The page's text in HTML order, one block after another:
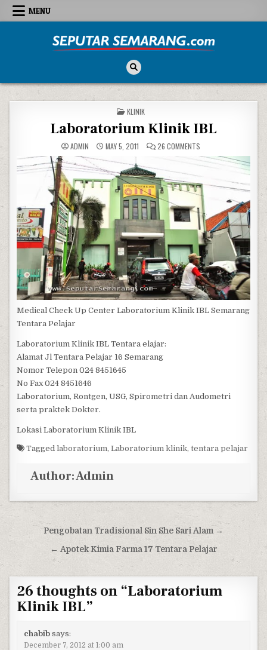
Skip to content
MENU
POSTED IN
KLINIK
Laboratorium Klinik IBL
ADMIN MAY 5, 2011 26 COMMENTSON LABORATORIUM
Medical Check Up Center Laboratorium Klinik IBL Semarang
Tentara Pelajar
Laboratorium Klinik IBL Tentara elajar:
Alamat Jl Tentara Pelajar 16 Semarang
Nomor Telepon 024 8451645
No Fax 024 8451646
Laboratorium, Rontgen, USG, Spirometri dan Audometri
serta praktek Dokter.
Lokasi Laboratorium Klinik IBL
Taggedlaboratorium,Laboratorium klinik,tentara pelajar
Author:Admin
Post navigation
Pengobatan Tradisional Sin She Sari Alam →
← Apotek Kimia Farma 17 Tentara Pelajar
26 thoughts on “Laboratorium
Klinik IBL”
chabib says:
December 7, 2012 at 1:00 am